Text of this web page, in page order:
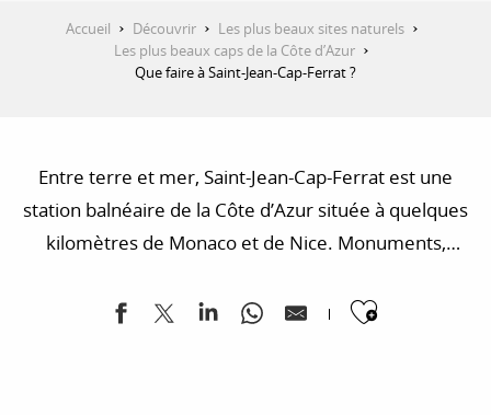
Accueil Découvrir
Les plus beaux sites naturels
Les plus beaux caps de la Côte d’Azur
Que faire à Saint-Jean-Cap-Ferrat ?
Entre terre et mer, Saint-Jean-Cap-Ferrat est une
station balnéaire de la Côte d’Azur située à quelques
kilomètres de Monaco et de Nice. Monuments,
choses à voir et à faire à Saint-Jean-Cap-Ferrat.